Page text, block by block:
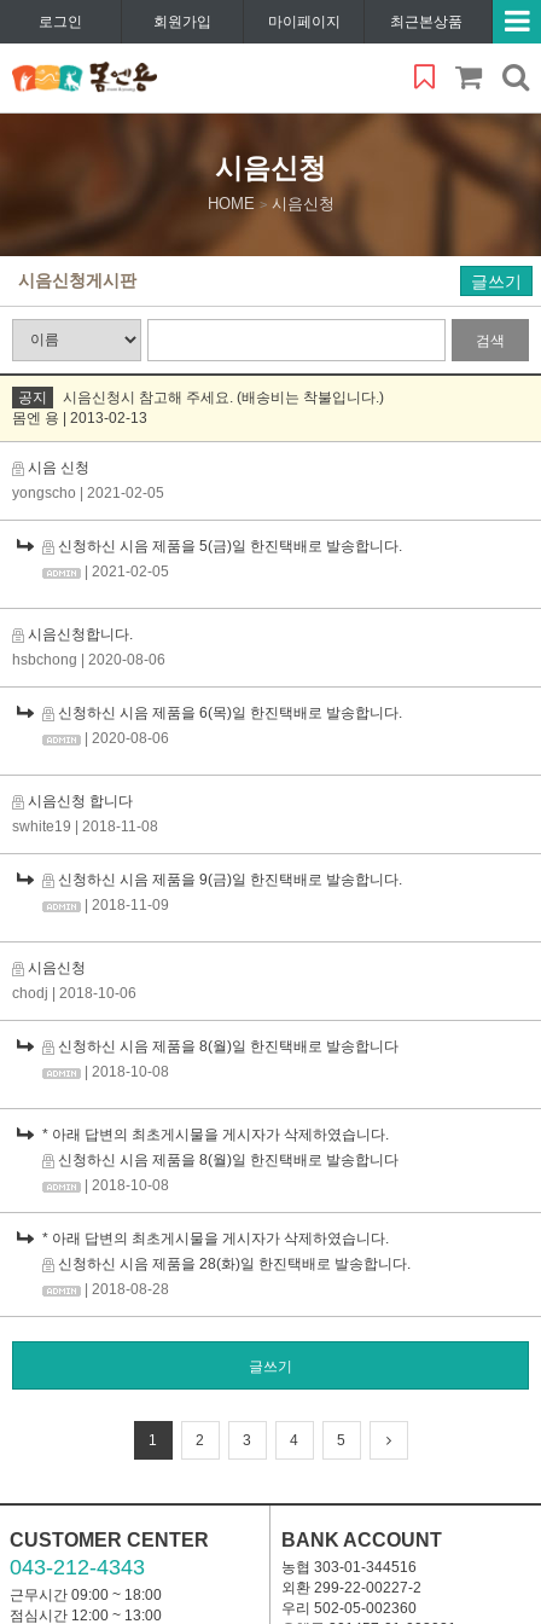
로그인 회원가입 마이페이지 최근본상품
시음신청
HOME>시음신청
시음신청게시판 글쓰기
검색
공지
시음신청시 참고해 주세요. (배송비는 착불입니다.)
몸엔 용 | 2013-02-13
시음 신청
yongscho
| 2021-02-05
신청하신 시음 제품을 5(금)일 한진택배로 발송합니다.
| 2021-02-05
시음신청합니다.
hsbchong
| 2020-08-06
신청하신 시음 제품을 6(목)일 한진택배로 발송합니다.
| 2020-08-06
시음신청 합니다
swhite19
| 2018-11-08
신청하신 시음 제품을 9(금)일 한진택배로 발송합니다.
| 2018-11-09
시음신청
chodj
| 2018-10-06
신청하신 시음 제품을 8(월)일 한진택배로 발송합니다
| 2018-10-08
* 아래 답변의 최초게시물을 게시자가 삭제하였습니다.
신청하신 시음 제품을 8(월)일 한진택배로 발송합니다
| 2018-10-08
* 아래 답변의 최초게시물을 게시자가 삭제하였습니다.
신청하신 시음 제품을 28(화)일 한진택배로 발송합니다.
| 2018-08-28
글쓰기
1 2 3 4 5
CUSTOMER CENTER
043-212-4343
근무시간 09:00 ~ 18:00
점심시간 12:00 ~ 13:00
BANK ACCOUNT
농협 303-01-344516
외환 299-22-00227-2
우리 502-05-002360